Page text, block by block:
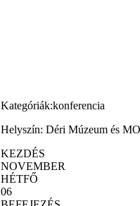
Kategóriák:konferencia
Helyszín: Déri Múzeum és
KEZDÉS
NOVEMBER
HÉTFŐ
06